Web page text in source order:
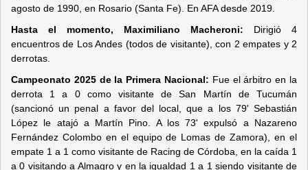
agosto de 1990, en Rosario (Santa Fe). En AFA desde 2019.
Hasta el momento, Maximiliano Macheroni: Dirigió 4
encuentros de Los Andes (todos de visitante), con 2 empates y 2
derrotas.
Campeonato 2025 de la Primera Nacional: Fue el árbitro en la
derrota 1 a 0 como visitante de San Martín de Tucumán
(sancionó un penal a favor del local, que a los 79' Sebastián
López le atajó a Martín Pino. A los 73' expulsó a Nazareno
Fernández Colombo en el equipo de Lomas de Zamora), en el
empate 1 a 1 como visitante de Racing de Córdoba, en la caída 1
a 0 visitando a Almagro y en la igualdad 1 a 1 siendo visitante de